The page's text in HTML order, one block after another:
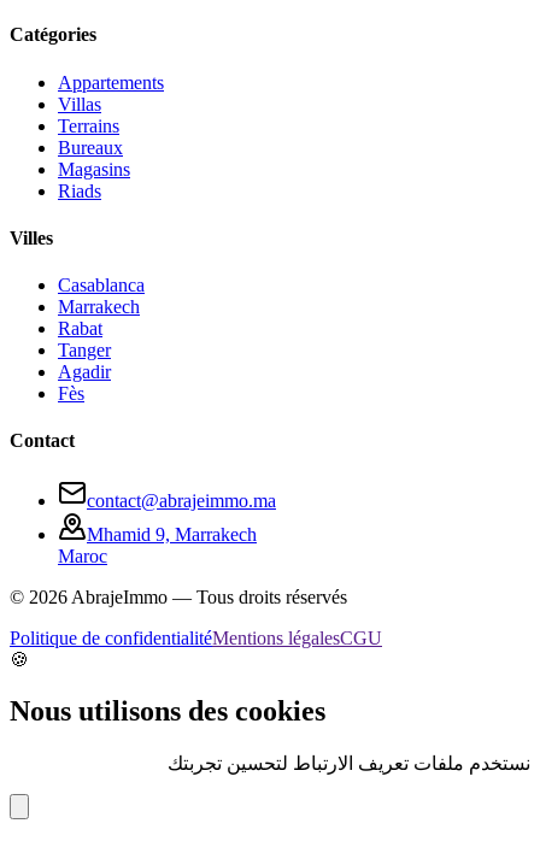
Catégories
Appartements
Villas
Terrains
Bureaux
Magasins
Riads
Villes
Casablanca
Marrakech
Rabat
Tanger
Agadir
Fès
Contact
contact@abrajeimmo.ma
Mhamid 9, Marrakech
Maroc
© 2026 AbrajeImmo — Tous droits réservés
Politique de confidentialitéMentions légalesCGU
🍪
Nous utilisons des cookies
نستخدم ملفات تعريف الارتباط لتحسين تجربتك